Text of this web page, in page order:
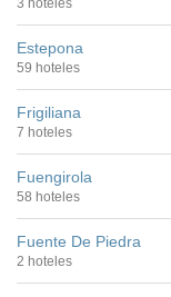
Estepona
59 hoteles
Frigiliana
7 hoteles
Fuengirola
58 hoteles
Fuente De Piedra
2 hoteles